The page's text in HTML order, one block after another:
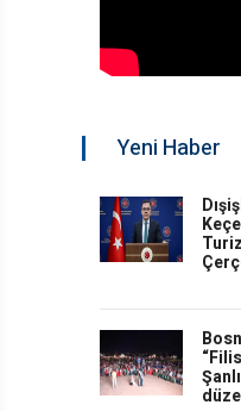
Yeni Haber